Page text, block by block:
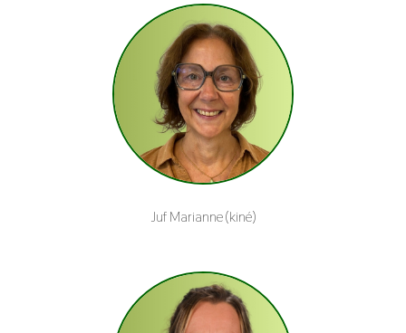
Juf Marianne (kiné)